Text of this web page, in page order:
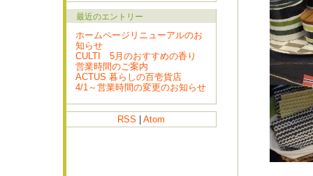
最近のエントリー
ホームページリニューアルのお
知らせ
CULTI 5月のおすすめの香り
営業時間のご案内
ACTUS 暮らしの百壱貨店
4/1～営業時間の変更のお知らせ
RSS Atom